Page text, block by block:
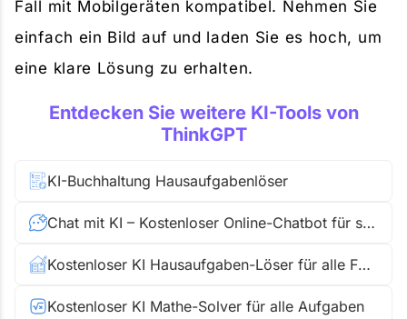
Fall mit Mobilgeräten kompatibel. Nehmen Sie
einfach ein Bild auf und laden Sie es hoch, um
eine klare Lösung zu erhalten.
Entdecken Sie weitere KI-Tools von
ThinkGPT
KI-Buchhaltung Hausaufgabenlöser
Chat mit KI – Kostenloser Online-Chatbot für sofortige Antworten
Kostenloser KI Hausaufgaben-Löser für alle Fächer
Kostenloser KI Mathe-Solver für alle Aufgaben